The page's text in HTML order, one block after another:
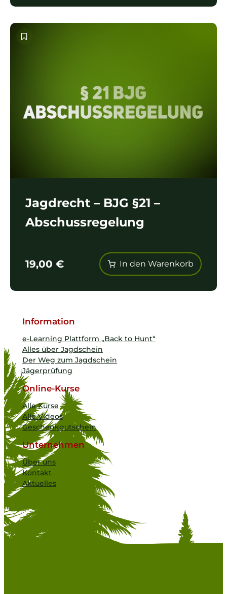
Jagdrecht – BJG §21 –
Abschussregelung
19,00 € In den Warenkorb
Information
e-Learning Plattform „Back to Hunt“
Alles über Jagdschein
Der Weg zum Jagdschein
Jägerprüfung
Online-Kurse
Alle Kurse
Alle Videos
Geschenkgutschein
Unternehmen
Über uns
Kontakt
Aktuelles